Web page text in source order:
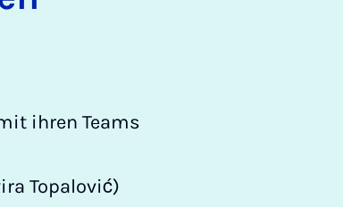
ihren Teams
Topalović)